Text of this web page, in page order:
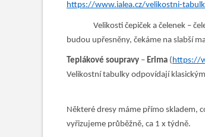
https://www.ialea.cz/velikostni-
Velikosti čepiček a čelenek –
budou upřesněny, čekáme na slabší
Teplákové soupravy – Erima (https://
Velikostní tabulky odpovídají
Některé dresy máme přímo skladem,
vyřizujeme průběžně, ca 1 x týdně.